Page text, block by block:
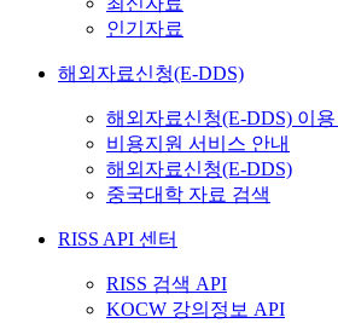
인기자료
해외자료신청(E-DDS)
해외자료신청(E-DDS) 이용
비용지원 서비스 안내
해외자료신청(E-DDS)
중국대학 자료 검색
RISS API 센터
RISS 검색 API
KOCW 강의정보 API